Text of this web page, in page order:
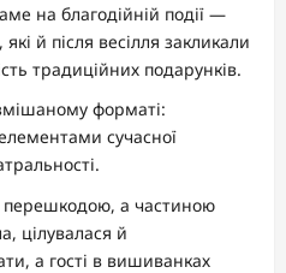
на благодійній події —
й після весілля закликали
традиційних подарунків.
форматі:
сучасної
перешкодою, а частиною
цілувалася й
а гості в вишиванках